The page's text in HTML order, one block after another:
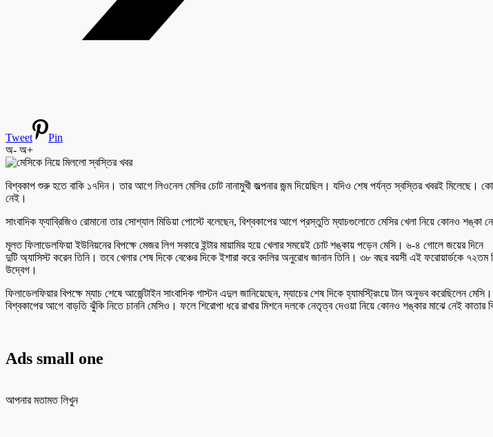
Tweet
Pin
অ- অ+
বিশ্বকাপ শুরু হতে বাকি ১৭দিন। তার আগে লিওনেল মেসির চোট নানামুখী জল্পনার জন্ম দিয়েছিল। যদিও শেষ পর্যন্ত স্বস্তির খবরই
নেই।
সাংবাদিক ফ্যাব্রিজিও রোমানো তার সোশ্যাল মিডিয়া পোস্টে বলেছেন, বিশ্বকাপের আগে প্রস্তুতি ম্যাচগুলোতে মেসির খেলা নিয়ে কোনও শঙ্কা
মূলত ফিলাডেলফিয়া ইউনিয়নের বিপক্ষে মেজর লিগ সকারে ইন্টার মায়ামির হয়ে খেলার সময়েই চোট শঙ্কায় পড়েন মেসি। ৬-৪ গোলে জয়ের দিনে
দুটি অ্যাসিস্ট করেন তিনি। তবে খেলার শেষ দিকে বেঞ্চের দিকে ইশারা করে বদলির অনুরোধ জানান তিনি। ৩৮ বছর বয়সী এই ফরোয়ার্ডকে ৭২তম
উদ্বেগ।
ফিলাডেলফিয়ার বিপক্ষে ম্যাচ শেষে আর্জেন্টাইন সাংবাদিক গাস্টন এদুল জানিয়েছেন, ম্যাচের শেষ দিকে হ্যামস্ট্রিংয়ে টান অনুভব
বিশ্বকাপের আগে বাড়তি ঝুঁকি নিতে চাননি মেসিও। ফলে শিরোপা ধরে রাখার মিশনে দলকে নেতৃত্ব দেওয়া নিয়ে কোনও শঙ্কার মাঝে নেই কাতার
Ads small one
আপনার মতামত লিখুন